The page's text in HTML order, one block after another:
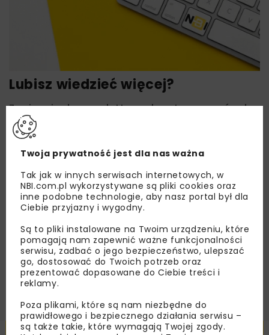
Lubisz wiedzieć więcej?
Zapisz się do newslettera aby otrzymywać od
nas najlepsze informacje branżowe,
zaproszenia na wydarzenia, atrakcyjne oferty i
dedykowane akcje specjalne.
Zapoznałam/em się zPolityką Prywatności
Regulaminemoraz wyrażam zgodę na otrzymywanie na
podany przeze mnie adres e-mail korespondencji
handlowej w postaci newslettera.
ZAPISZ MNIE
Twoja prywatność jest dla nas ważna
Tak jak w innych serwisach internetowych, w
NBI.com.pl wykorzystywane są pliki cookies oraz
inne podobne technologie, aby nasz portal był dla
Ciebie przyjazny i wygodny.
Są to pliki instalowane na Twoim urządzeniu, które
pomagają nam zapewnić ważne funkcjonalności
serwisu, zadbać o jego bezpieczeństwo, ulepszać
go, dostosować do Twoich potrzeb oraz
prezentować dopasowane do Ciebie treści i
reklamy.
Poza plikami, które są nam niezbędne do
prawidłowego i bezpiecznego działania serwisu –
są także takie, które wymagają Twojej zgody.